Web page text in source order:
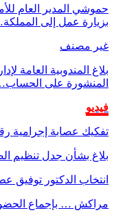
حموشي المدير العام
بزيارة عمل إلى
غير مصنف
بلاغ المندوبية العامة
المنشورة على
فيديو
تفكيك عصابة إجرامية
بلاغ بشأن جدل تنظيم
انتخاب الدكتور توفيق
مراكش … بإجماع